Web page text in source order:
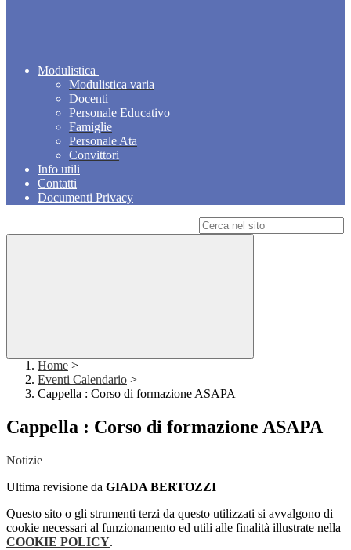
Modulistica
Modulistica varia
Docenti
Personale Educativo
Famiglie
Personale Ata
Convittori
Info utili
Contatti
Documenti Privacy
Home >
Eventi Calendario >
Cappella : Corso di formazione ASAPA
Cappella : Corso di formazione ASAPA
Notizie
Ultima revisione da GIADA BERTOZZI
Questo sito o gli strumenti terzi da questo utilizzati si avvalgono di
cookie necessari al funzionamento ed utili alle finalità illustrate nella
COOKIE POLICY.